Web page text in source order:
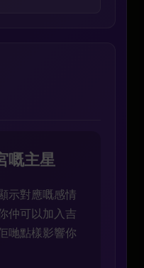
嘅主星
示對應嘅感情
仲可以加入吉
哋點樣影響你